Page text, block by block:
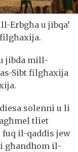
Erbgħa u jibqa’
jibda mill-
Sibt filgħaxija
solenni u li
tliet
il-qaddis jew
għandhom il-